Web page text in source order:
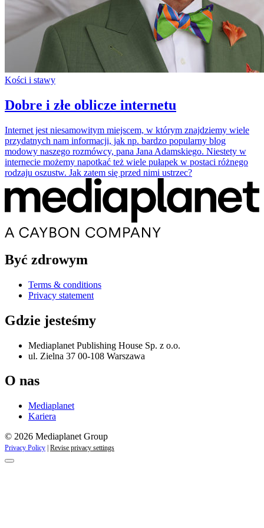
Kości i stawy
Dobre i złe oblicze internetu
Internet jest niesamowitym miejscem, w którym znajdziemy wiele
przydatnych nam informacji, jak np. bardzo popularny blog
modowy naszego rozmówcy, pana Jana Adamskiego. Niestety w
internecie możemy napotkać też wiele pułapek w postaci różnego
rodzaju oszustw. Jak zatem się przed nimi ustrzec?
Być zdrowym
Terms & conditions
Privacy statement
Gdzie jesteśmy
Mediaplanet Publishing House Sp. z o.o.
ul. Zielna 37 00-108 Warszawa
O nas
Mediaplanet
Kariera
© 2026 Mediaplanet Group
Privacy Policy Revise privacy settings